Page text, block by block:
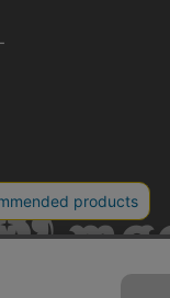
イジ
エルジュ
ンTCG・イレブン